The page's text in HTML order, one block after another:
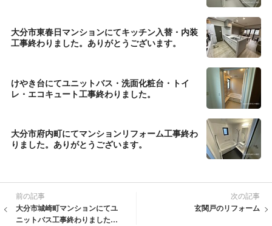
大分市東春日マンションにてキッチン入替・内装
工事終わりました。ありがとうございます。
けやき台にてユニットバス・洗面化粧台・トイ
レ・エコキュート工事終わりました。
大分市府内町にてマンションリフォーム工事終わ
りました。ありがとうございます。
前の記事
大分市城崎町マンションにてユ
ニットバス工事終わりました。
次の記事
玄関戸のリフォーム